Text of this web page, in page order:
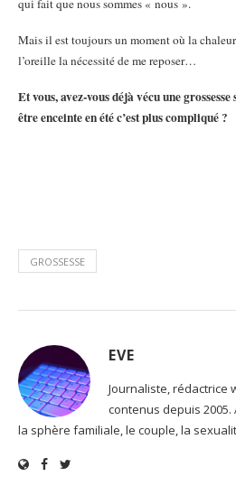
qui fait que nous sommes « nous ».
Mais il est toujours un moment où la
l’oreille la nécessité de me reposer…
Et vous, avez-vous déjà vécu une
être enceinte en été c’est plus compliqué ?
GROSSESSE
EVE
Journaliste, rédactrice
contenus depuis
la sphère familiale, le couple, la